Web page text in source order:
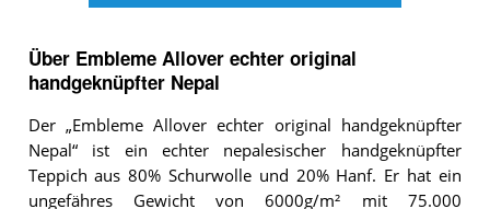
Über Embleme Allover echter original
handgeknüpfter Nepal
Der „Embleme Allover echter original handgeknüpfter
Nepal“ ist ein echter nepalesischer handgeknüpfter
Teppich aus 80% Schurwolle und 20% Hanf. Er hat ein
ungefähres Gewicht von 6000g/m² mit 75.000